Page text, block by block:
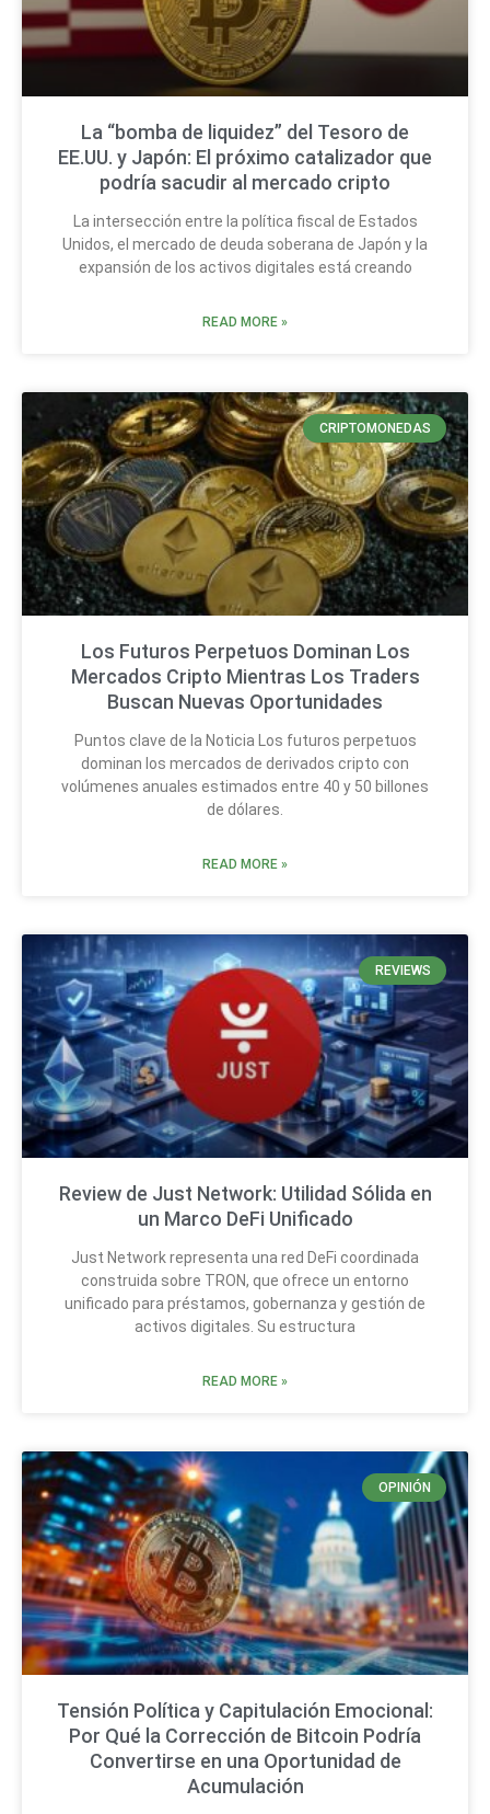
La “bomba de liquidez” del Tesoro de
EE.UU. y Japón: El próximo catalizador que
podría sacudir al mercado cripto
La intersección entre la política fiscal de Estados
Unidos, el mercado de deuda soberana de Japón y la
expansión de los activos digitales está creando
READ MORE »
CRIPTOMONEDAS
Los Futuros Perpetuos Dominan Los
Mercados Cripto Mientras Los Traders
Buscan Nuevas Oportunidades
Puntos clave de la Noticia Los futuros perpetuos
dominan los mercados de derivados cripto con
volúmenes anuales estimados entre 40 y 50 billones
de dólares.
READ MORE »
REVIEWS
Review de Just Network: Utilidad Sólida en
un Marco DeFi Unificado
Just Network representa una red DeFi coordinada
construida sobre TRON, que ofrece un entorno
unificado para préstamos, gobernanza y gestión de
activos digitales. Su estructura
READ MORE »
OPINIÓN
Tensión Política y Capitulación Emocional:
Por Qué la Corrección de Bitcoin Podría
Convertirse en una Oportunidad de
Acumulación